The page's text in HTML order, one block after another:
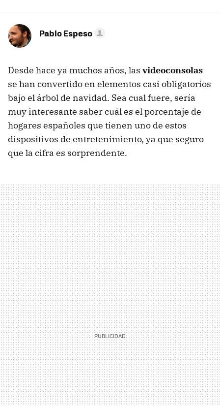
Pablo Espeso
Desde hace ya muchos años, las videoconsolas
se han convertido en elementos casi obligatorios
bajo el árbol de navidad. Sea cual fuere, sería
muy interesante saber cuál es el porcentaje de
hogares españoles que tienen uno de estos
dispositivos de entretenimiento, ya que seguro
que la cifra es sorprendente.